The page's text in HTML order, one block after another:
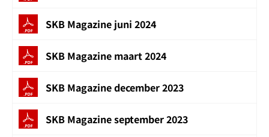
SKB Magazine juni 2024
SKB Magazine maart 2024
SKB Magazine december 2023
SKB Magazine september 2023